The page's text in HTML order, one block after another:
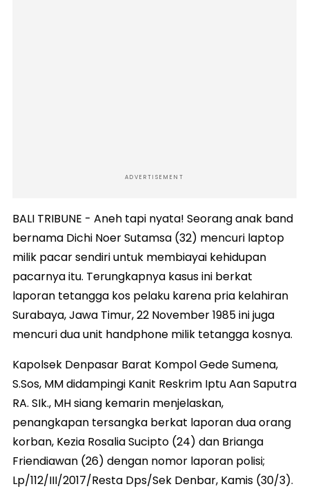
ADVERTISEMENT
BALI TRIBUNE - Aneh tapi nyata! Seorang anak band
bernama Dichi Noer Sutamsa (32) mencuri laptop
milik pacar sendiri untuk membiayai kehidupan
pacarnya itu. Terungkapnya kasus ini berkat
laporan tetangga kos pelaku karena pria kelahiran
Surabaya, Jawa Timur, 22 November 1985 ini juga
mencuri dua unit handphone milik tetangga kosnya.
Kapolsek Denpasar Barat Kompol Gede Sumena,
S.Sos, MM didampingi Kanit Reskrim Iptu Aan Saputra
RA. SIk., MH siang kemarin menjelaskan,
penangkapan tersangka berkat laporan dua orang
korban, Kezia Rosalia Sucipto (24) dan Brianga
Friendiawan (26) dengan nomor laporan polisi;
Lp/112/III/2017/Resta Dps/Sek Denbar, Kamis (30/3).